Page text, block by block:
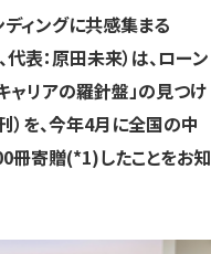
す） す） す）
ディングに共感集まる
表：原田未来）は、ローン
ャリアの羅針盤」の見つけ
）を、今年4月に全国の中
冊寄贈(*1)したことをお知